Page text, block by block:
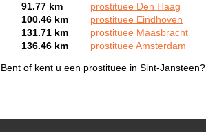
91.77 km
prostituee Den Haag
100.46 km
prostituee Eindhoven
131.71 km
prostituee Maasbracht
136.46 km
prostituee Amsterdam
Bent of kent u een prostituee in Sint-Jansteen?